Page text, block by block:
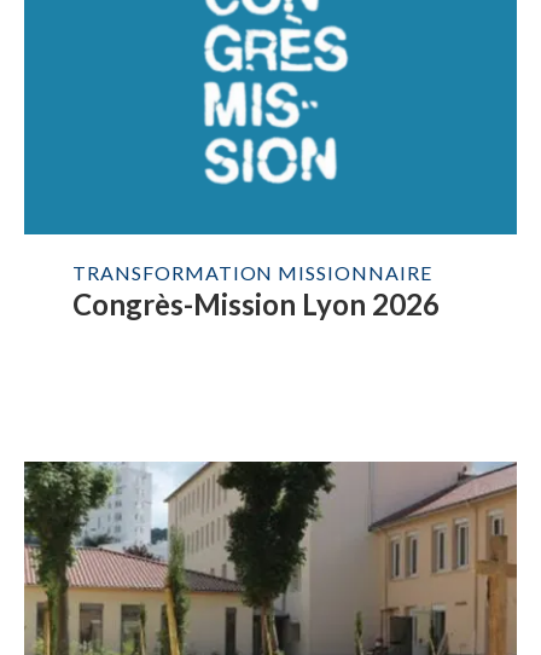
TRANSFORMATION MISSIONNAIRE
Congrès-Mission Lyon 2026